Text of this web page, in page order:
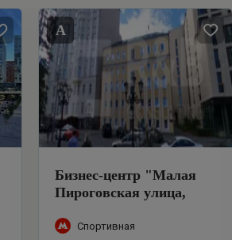
A
Бизнес-центр "Малая
Пироговская улица,
Спортивная